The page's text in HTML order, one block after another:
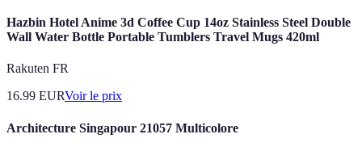
Hazbin Hotel Anime 3d Coffee Cup 14oz Stainless Steel Double
Wall Water Bottle Portable Tumblers Travel Mugs 420ml
Rakuten FR
16.99 EURVoir le prix
Architecture Singapour 21057 Multicolore